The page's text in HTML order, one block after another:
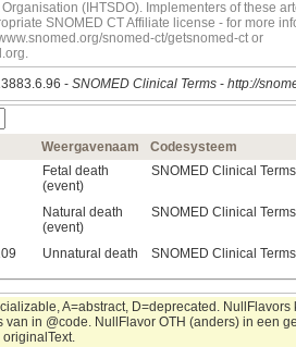
(IHTSDO). Implementers of these
SNOMED CT Affiliate license - for more
snomed-ct/getsnomed-ct or
- SNOMED Clinical Terms - http://
Weergavenaam
Codesysteem
Fetal death
(event)
SNOMED Clinical Terms
Natural death
(event)
SNOMED Clinical Terms
Unnatural death SNOMED Clinical Terms
A=abstract, D=deprecated. NullFlavors
van in @code. NullFlavor OTH (anders) in een